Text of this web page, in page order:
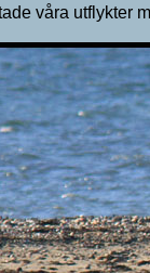
våra utflykter